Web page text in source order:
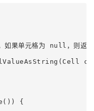
果单元格为 null，则返回
{